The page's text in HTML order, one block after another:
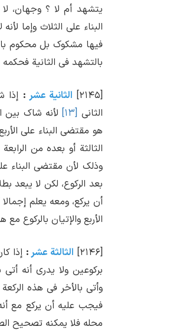
یتشهد أم لا ؟ وجهان،
البناء علی الثلاث وإما
فیها مشکوک بل محکوم
بالتشهد فی الثانیة
[۲۱۴۵] الثانیة عشر : إذا
الثانی [۱۳]
لأنه شاک بین
هو مقتضی البناء علی
الثالثة أو بعده من
وذلک لأن مقتضی البناء
بعد الرکوع، لکن لا یبعد
أن یرکع، ومعه یعلم
الأربع والإتیان بالرکوع مع
[۲۱۴۶] الثالثة عشر: إذا
برکوعین ولا یدری أنه
وأتی بالأخر فی هذه
فیجب علیه أن یرکع مع
محله فلا یمکنه تصحیح